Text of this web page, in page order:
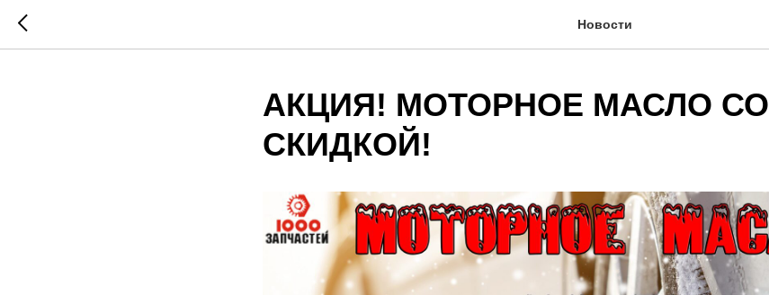
Новости
АКЦИЯ! МОТОРНОЕ МАСЛО СО
СКИДКОЙ!